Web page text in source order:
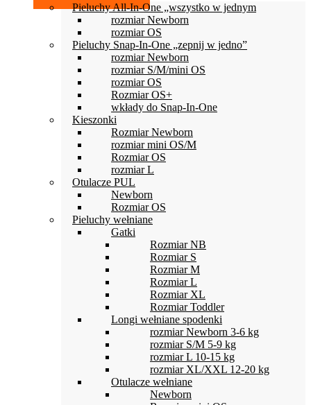
Pieluchy All-In-One „wszystko w jednym
rozmiar Newborn
rozmiar OS
Pieluchy Snap-In-One „zepnij w jedno”
rozmiar Newborn
rozmiar S/M/mini OS
rozmiar OS
Rozmiar OS+
wkłady do Snap-In-One
Kieszonki
Rozmiar Newborn
rozmiar mini OS/M
Rozmiar OS
rozmiar L
Otulacze PUL
Newborn
Rozmiar OS
Pieluchy wełniane
Gatki
Rozmiar NB
Rozmiar S
Rozmiar M
Rozmiar L
Rozmiar XL
Rozmiar Toddler
Longi wełniane spodenki
rozmiar Newborn 3-6 kg
rozmiar S/M 5-9 kg
rozmiar L 10-15 kg
rozmiar XL/XXL 12-20 kg
Otulacze wełniane
Newborn